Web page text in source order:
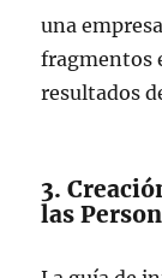
una
fragmentos
resultados
3.
las